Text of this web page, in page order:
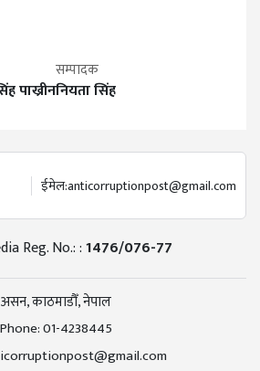
पाख्रीन
सम्पादक
नियता सिंह
ईमेल:anticorruptionpost@gmail.com
Reg. No.: :1476/076-77
असन, काठमाडौँ, नेपाल
Phone:01-4238445